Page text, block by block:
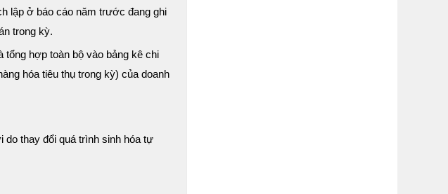
lập ở báo cáo năm trước đang ghi
trong kỳ.
hợp toàn bộ vào bảng kê chi
hóa tiêu thụ trong kỳ) của doanh
do thay đổi quá trình sinh hóa tự